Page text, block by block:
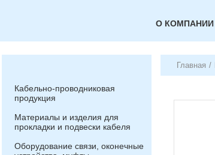
О КОМПАНИИ
Кабельно-проводниковая
продукция
Материалы и изделия для
прокладки и подвески кабеля
Оборудование связи, оконечные
Главная /